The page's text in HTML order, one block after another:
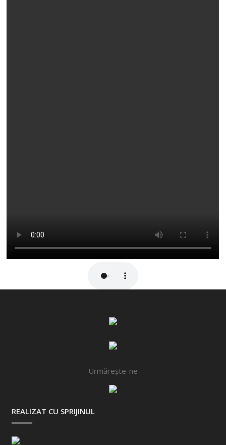
Urmărește-ne
REALIZAT CU SPRIJINUL